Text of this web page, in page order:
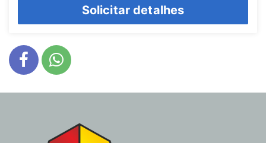
Solicitar detalhes